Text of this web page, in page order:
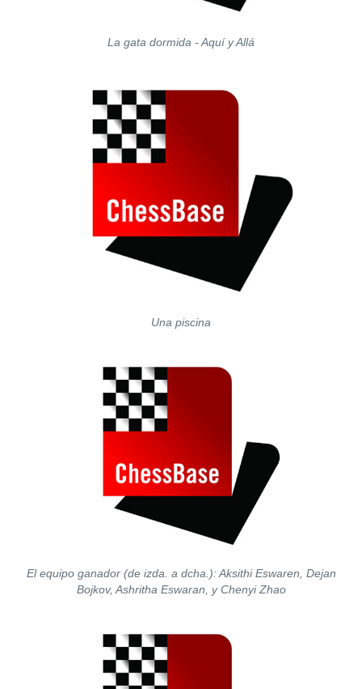
La gata dormida - Aquí y Allá
Una piscina
El equipo ganador (de izda. a dcha.): Aksithi Eswaren, Dejan
Bojkov, Ashritha Eswaran, y Chenyi Zhao